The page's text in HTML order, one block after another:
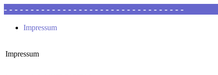
- - - - - - - - - - - - - - - - - - - - - - - - - - - - - - - - - -
Impressum
Impressum